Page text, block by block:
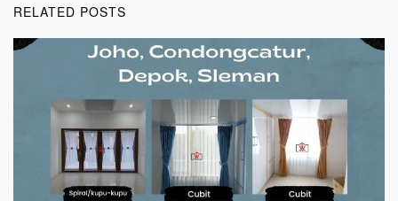
RELATED POSTS